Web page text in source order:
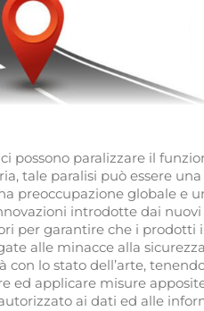
possono paralizzare il
tale paralisi può essere
preoccupazione globale e
introdotte dai
per garantire che i
alle minacce alla
lo stato dell’arte,
ed applicare misure
ai dati ed alle